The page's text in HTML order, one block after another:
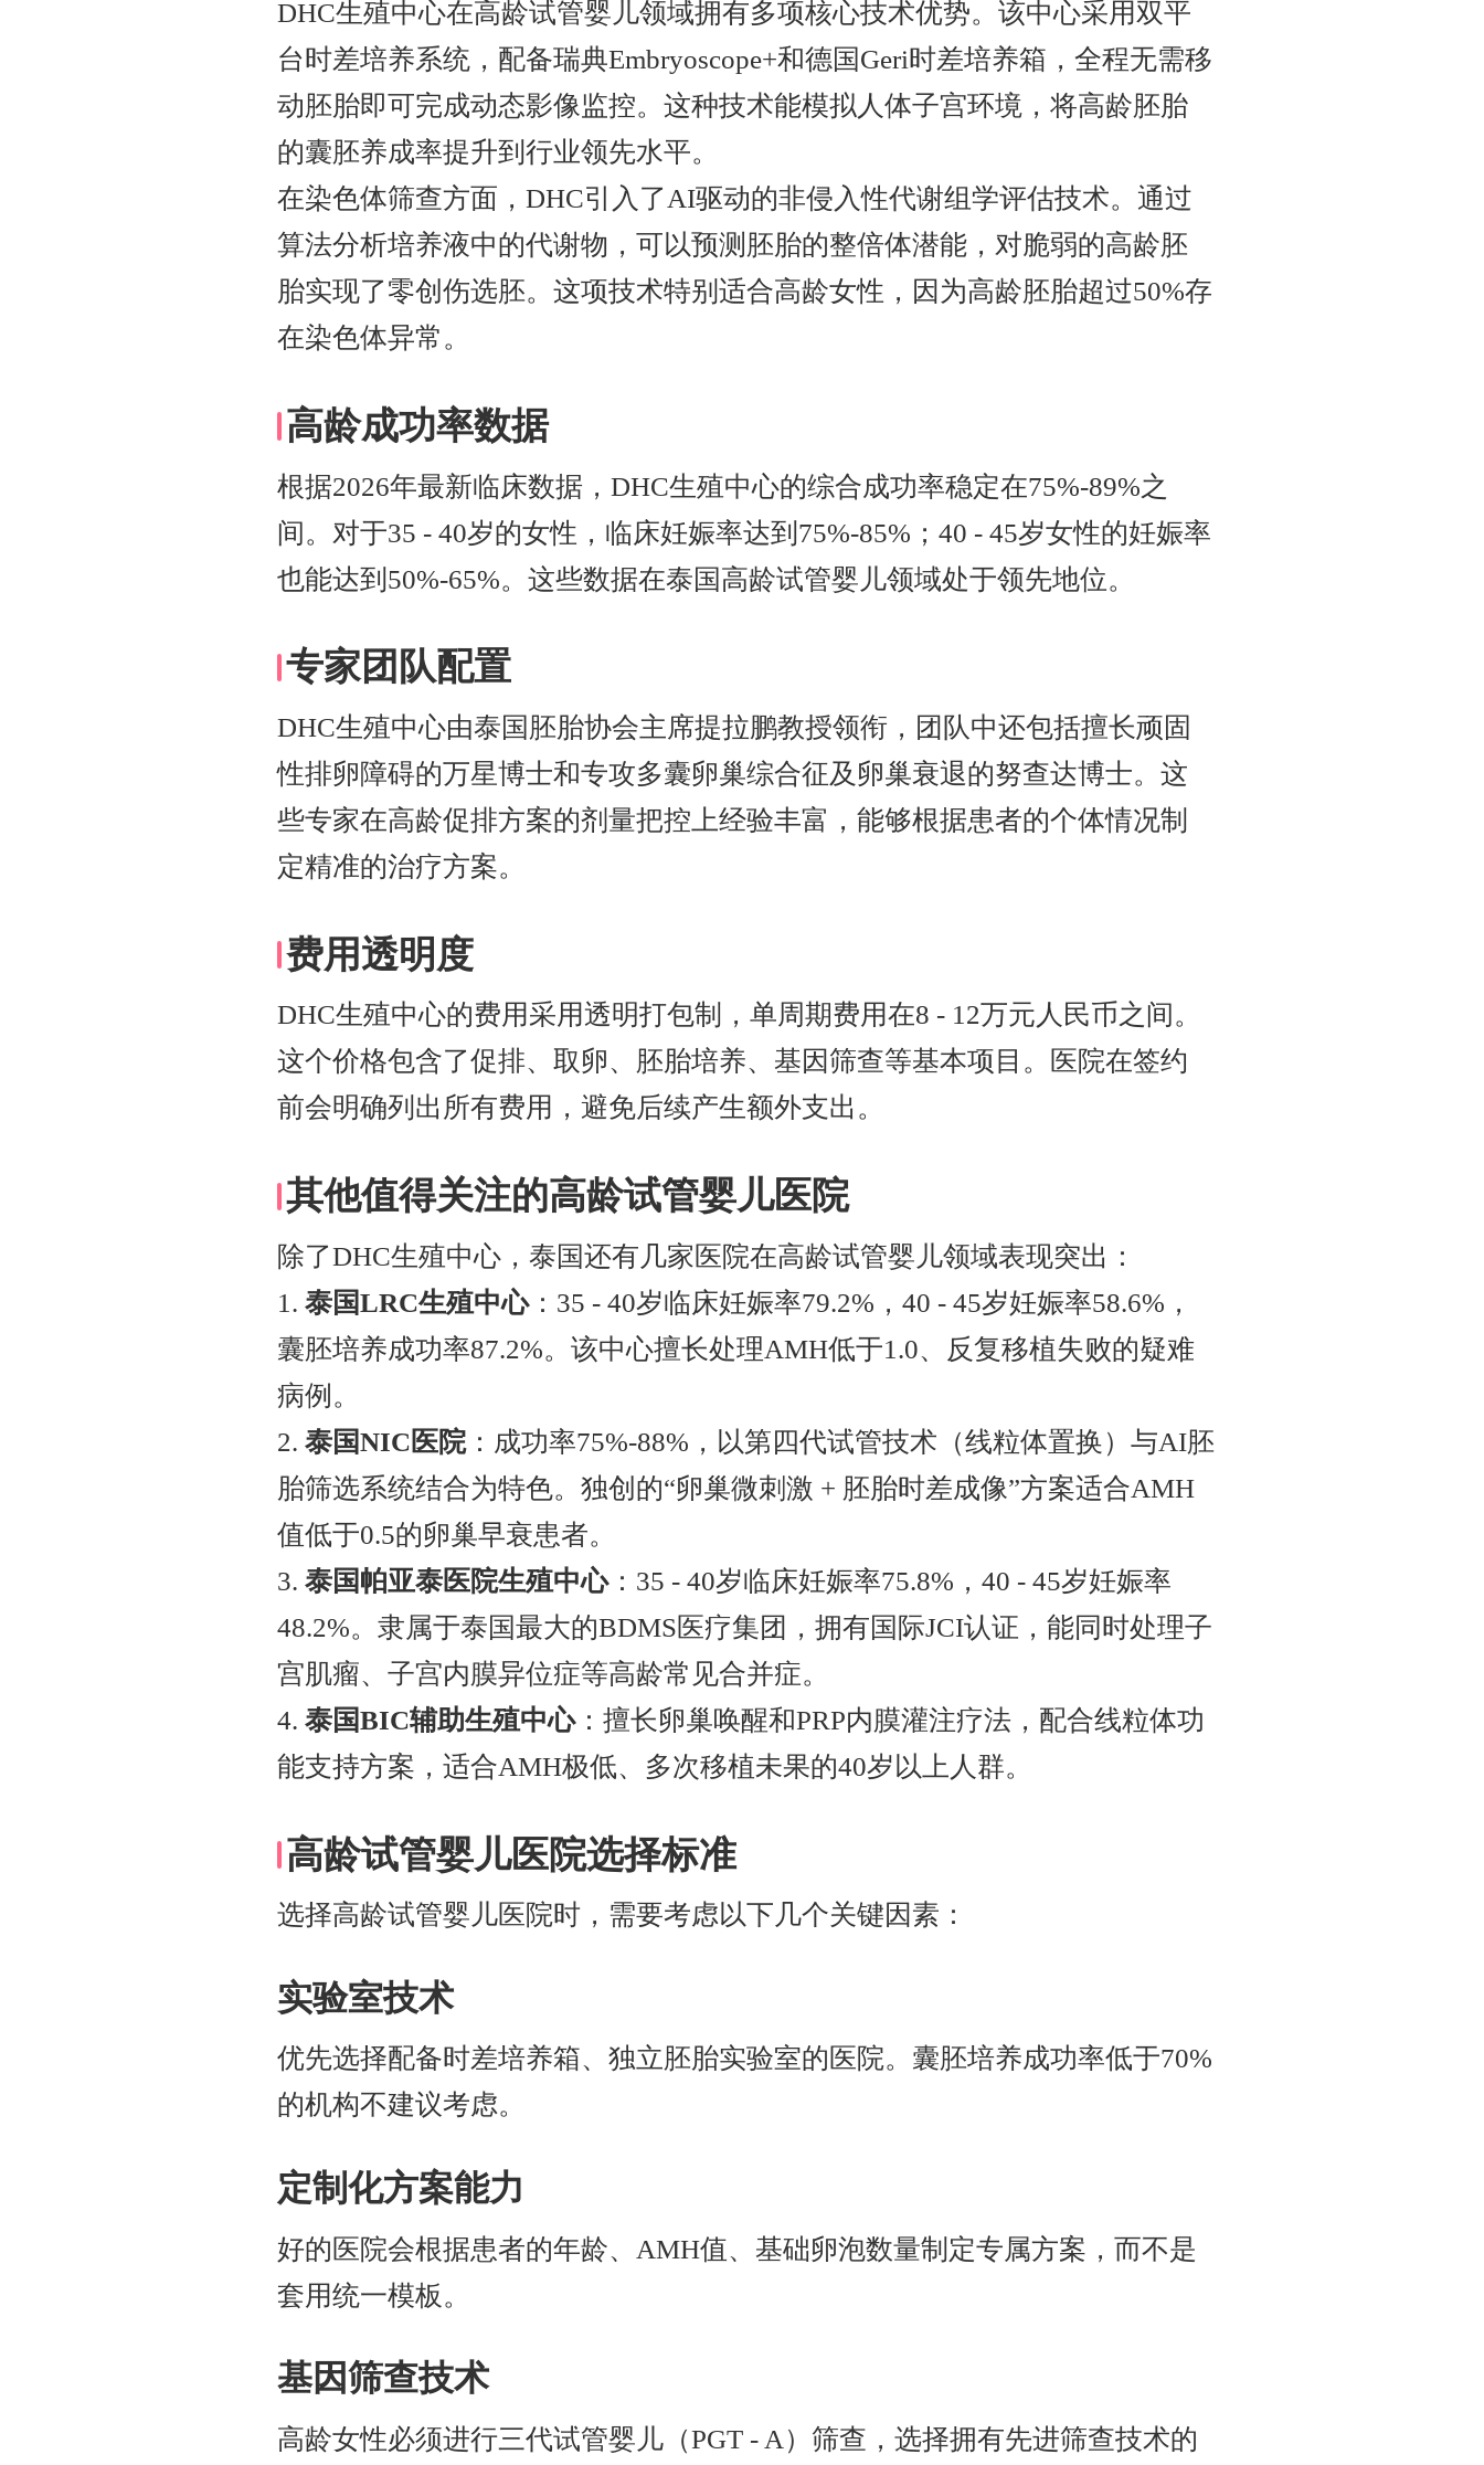
DHC生殖中心在高龄试管婴儿领域拥有多项核心技术优势。该中心采用双平
台时差培养系统，配备瑞典Embryoscope+和德国Geri时差培养箱，全程无需移
动胚胎即可完成动态影像监控。这种技术能模拟人体子宫环境，将高龄胚胎
的囊胚养成率提升到行业领先水平。
在染色体筛查方面，DHC引入了AI驱动的非侵入性代谢组学评估技术。通过
算法分析培养液中的代谢物，可以预测胚胎的整倍体潜能，对脆弱的高龄胚
胎实现了零创伤选胚。这项技术特别适合高龄女性，因为高龄胚胎超过50%存
在染色体异常。
高龄成功率数据
根据2026年最新临床数据，DHC生殖中心的综合成功率稳定在75%-89%之
间。对于35 - 40岁的女性，临床妊娠率达到75%-85%；40 - 45岁女性的妊娠率
也能达到50%-65%。这些数据在泰国高龄试管婴儿领域处于领先地位。
专家团队配置
DHC生殖中心由泰国胚胎协会主席提拉鹏教授领衔，团队中还包括擅长顽固
性排卵障碍的万星博士和专攻多囊卵巢综合征及卵巢衰退的努查达博士。这
些专家在高龄促排方案的剂量把控上经验丰富，能够根据患者的个体情况制
定精准的治疗方案。
费用透明度
DHC生殖中心的费用采用透明打包制，单周期费用在8 - 12万元人民币之间。
这个价格包含了促排、取卵、胚胎培养、基因筛查等基本项目。医院在签约
前会明确列出所有费用，避免后续产生额外支出。
其他值得关注的高龄试管婴儿医院
除了DHC生殖中心，泰国还有几家医院在高龄试管婴儿领域表现突出：
1.泰国LRC生殖中心：35 - 40岁临床妊娠率79.2%，40 - 45岁妊娠率58.6%，
囊胚培养成功率87.2%。该中心擅长处理AMH低于1.0、反复移植失败的疑难
病例。
2.泰国NIC医院：成功率75%-88%，以第四代试管技术（线粒体置换）与AI胚
胎筛选系统结合为特色。独创的“卵巢微刺激 + 胚胎时差成像”方案适合AMH
值低于0.5的卵巢早衰患者。
3.泰国帕亚泰医院生殖中心：35 - 40岁临床妊娠率75.8%，40 - 45岁妊娠率
48.2%。隶属于泰国最大的BDMS医疗集团，拥有国际JCI认证，能同时处理子
宫肌瘤、子宫内膜异位症等高龄常见合并症。
4.泰国BIC辅助生殖中心：擅长卵巢唤醒和PRP内膜灌注疗法，配合线粒体功
能支持方案，适合AMH极低、多次移植未果的40岁以上人群。
高龄试管婴儿医院选择标准
选择高龄试管婴儿医院时，需要考虑以下几个关键因素：
实验室技术
优先选择配备时差培养箱、独立胚胎实验室的医院。囊胚培养成功率低于70%
的机构不建议考虑。
定制化方案能力
好的医院会根据患者的年龄、AMH值、基础卵泡数量制定专属方案，而不是
套用统一模板。
基因筛查技术
高龄女性必须进行三代试管婴儿（PGT - A）筛查，选择拥有先进筛查技术的